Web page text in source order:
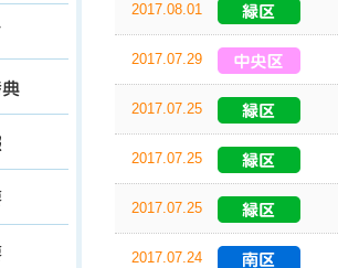
2017.08.01
2017.07.29
2017.07.25
2017.07.25
2017.07.25
2017.07.24